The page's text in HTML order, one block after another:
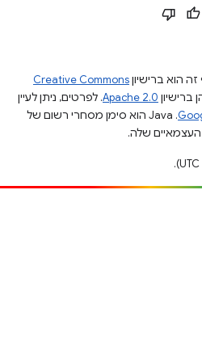
הוא ברישיוןCreative Commons
ברישיון Apache 2.0. לפרטים, ניתן לעיין
.‏ Java הוא סימן מסחרי רשום של